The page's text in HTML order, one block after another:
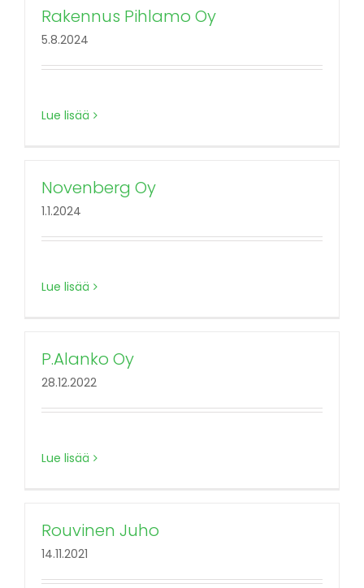
Rakennus Pihlamo Oy
5.8.2024
Lue lisää
Novenberg Oy
1.1.2024
Lue lisää
P.Alanko Oy
28.12.2022
Lue lisää
Rouvinen Juho
14.11.2021